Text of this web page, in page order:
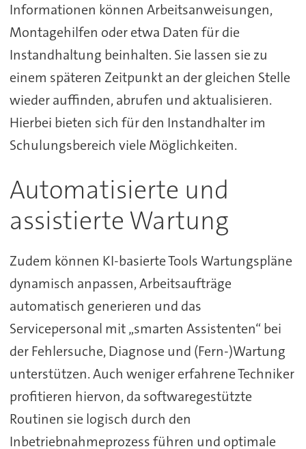
Informationen können Arbeitsanweisungen,
Montagehilfen oder etwa Daten für die
Instandhaltung beinhalten. Sie lassen sie zu
einem späteren Zeitpunkt an der gleichen Stelle
wieder auffinden, abrufen und aktualisieren.
Hierbei bieten sich für den Instandhalter im
Schulungsbereich viele Möglichkeiten.
Automatisierte und
assistierte Wartung
Zudem können KI-basierte Tools Wartungspläne
dynamisch anpassen, Arbeitsaufträge
automatisch generieren und das
Servicepersonal mit „smarten Assistenten“ bei
der Fehlersuche, Diagnose und (Fern-)Wartung
unterstützen. Auch weniger erfahrene Techniker
profitieren hiervon, da softwaregestützte
Routinen sie logisch durch den
Inbetriebnahmeprozess führen und optimale